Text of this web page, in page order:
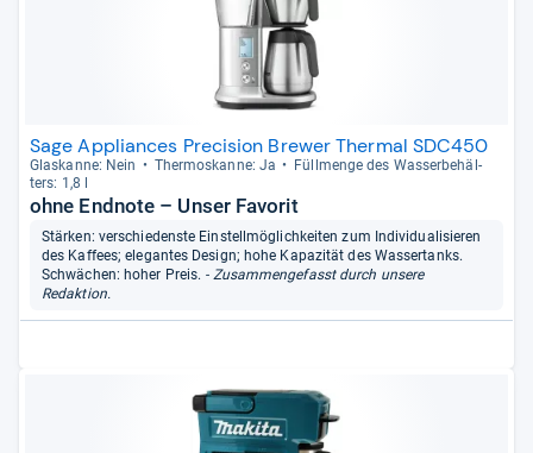
Sage Appliances Precision Brewer Thermal SDC450
Glas­kanne: Nein Ther­mo­s­kanne: Ja
Füll­menge des Was­ser­be­häl­
ters: 1,8 l
ohne Endnote – Unser Favorit
Stärken: verschiedenste Einstellmöglichkeiten zum Individualisieren
des Kaffees; elegantes Design; hohe Kapazität des Wassertanks.
Schwächen: hoher Preis. - Zusammengefasst durch unsere
Redaktion.